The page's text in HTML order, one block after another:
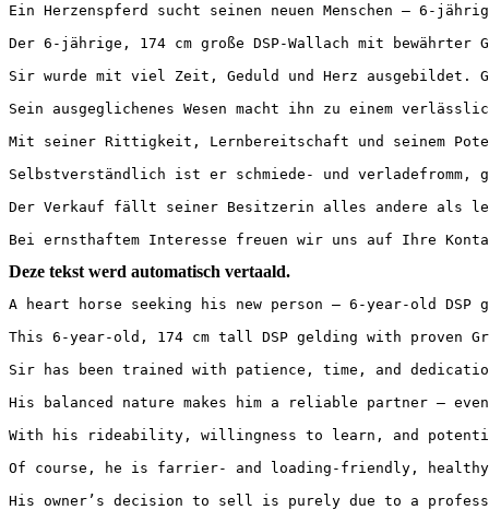
Ein Herzenspferd sucht seinen neuen Menschen – 6-
Der 6-jährige, 174 cm große DSP-Wallach mit
Sir wurde mit viel Zeit, Geduld und Herz ausgebildet.
Sein ausgeglichenes Wesen macht ihn zu einem
Mit seiner Rittigkeit, Lernbereitschaft und seinem
Selbstverständlich ist er schmiede- und verladefromm,
Der Verkauf fällt seiner Besitzerin alles andere als
Bei ernsthaftem Interesse freuen wir uns auf Ihre
Deze tekst werd automatisch vertaald.
A heart horse seeking his new person – 6-year-old DSP
This 6-year-old, 174 cm tall DSP gelding with proven
Sir has been trained with patience, time, and
His balanced nature makes him a reliable partner –
With his rideability, willingness to learn, and
Of course, he is farrier- and loading-friendly,
His owner’s decision to sell is purely due to a